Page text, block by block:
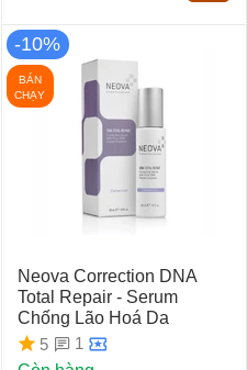
-10%
BÁN
CHẠY
Neova Correction DNA
Total Repair - Serum
Chống Lão Hoá Da
5
1